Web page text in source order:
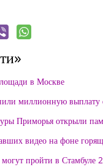
в Москве
миллионную
Приморья открыли
видео на фоне
пройти в Стамбуле